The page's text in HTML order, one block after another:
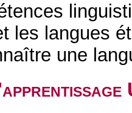
les langues
une